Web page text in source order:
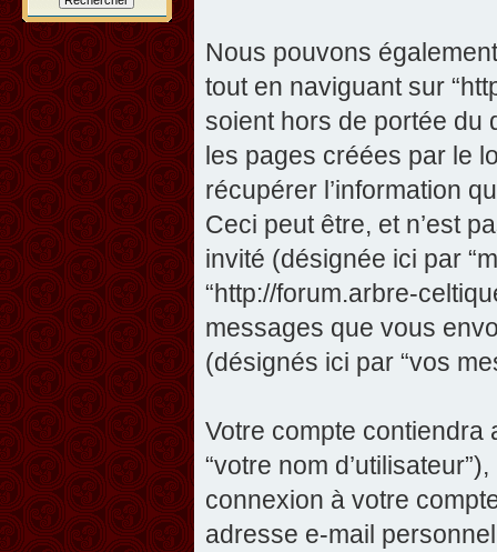
Nous pouvons
tout en naviguant sur
soient hors de portée du
les pages créées par le
récupérer l’information
Ceci peut être, et n’est
invité (désignée ici par
“http://forum.arbre-
messages que vous
(désignés ici par “vos
Votre compte contiendra
“votre nom
connexion à votre
adresse e-mail